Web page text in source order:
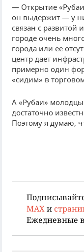
— Открытие
он выдержит — у
связан с развитой
городе очень
города или ее
центр дает
примерно один
«сидим» в
А «Рубаи»
достаточно
Поэтому я думаю,
MAX и
Ежедневные